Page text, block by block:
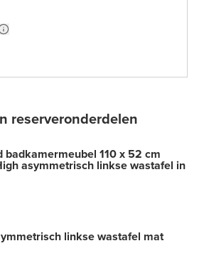
reserveronderdelen
badkamermeubel 110 x 52 cm
asymmetrisch linkse wastafel in
linkse wastafel mat